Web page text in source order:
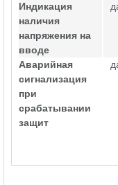
Индикация
наличия
напряжения на
вводе
Аварийная
сигнализация
при
срабатывании
защит